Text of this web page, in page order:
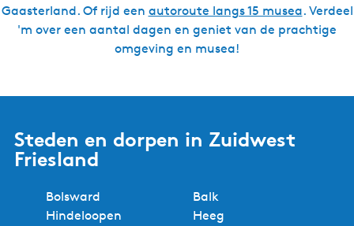
Gaasterland. Of rijd een autoroute langs 15 musea. Verdeel
'm over een aantal dagen en geniet van de prachtige
omgeving en musea!
Steden en dorpen in Zuidwest
Friesland
Bolsward
Balk
Hindeloopen
Heeg